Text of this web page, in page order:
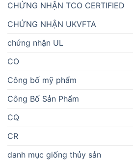
CHỨNG NHẬN TCO CERTIFIED
CHỨNG NHẬN UKVFTA
chứng nhận UL
CO
Công bố mỹ phẩm
Công Bố Sản Phẩm
CQ
CR
danh mục giống thủy sản